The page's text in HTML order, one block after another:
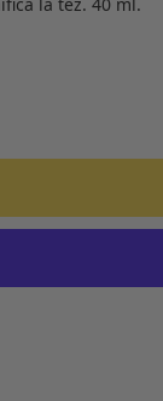
la tez. 40 ml.